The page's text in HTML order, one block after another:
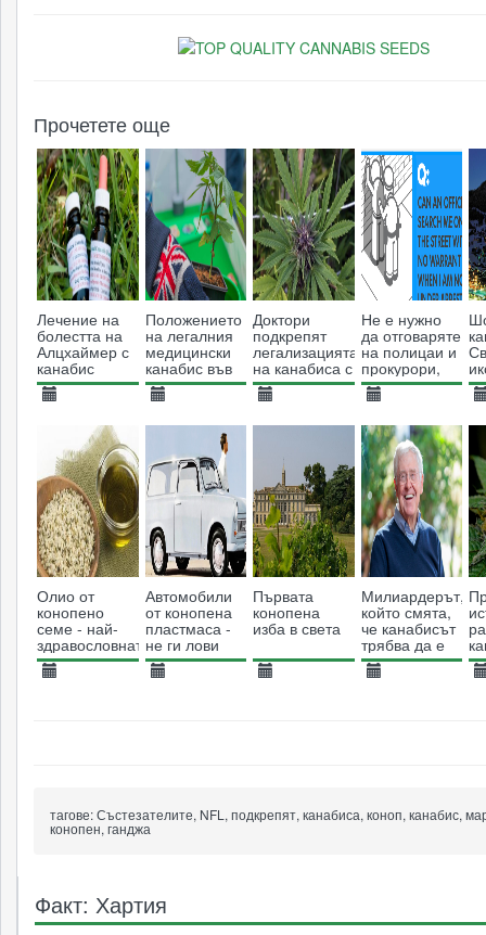
Прочетете още
Лечение на
болестта на
Алцхаймер с
канабис
4312
Положението
на легалния
медицински
канабис във
Великобритания
2744
Доктори
подкрепят
легализацията
на канабиса с
цел лечение
на епилепсия
Не е нужно
да отговаряте
на полицаи и
прокурори,
ако първо не
обяснят защо
3529
Олио от
конопено
семе - най-
здравословната
мазнина
Автомобили
от конопена
пластмаса -
не ги лови
ръжда?
Първата
конопена
изба в света
Милиардерът,
който смята,
че канабисът
трябва да е
законен
тагове:Състезателите, NFL, подкрепят, канабиса, коноп, канабис,
конопен, ганджа
Факт: Хартия